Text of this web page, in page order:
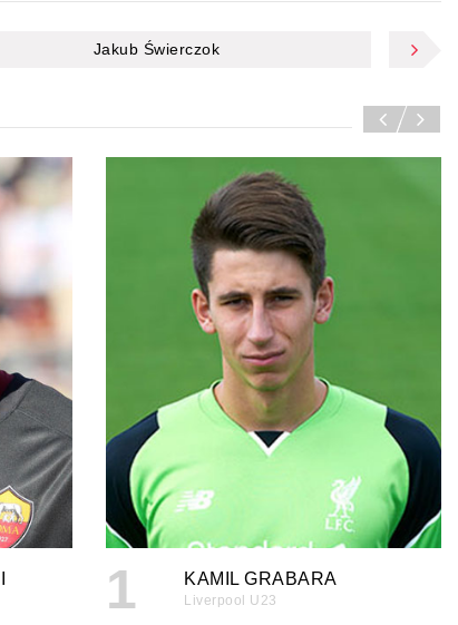
Jakub Świerczok
1 KAMIL GRABARA
Liverpool U23